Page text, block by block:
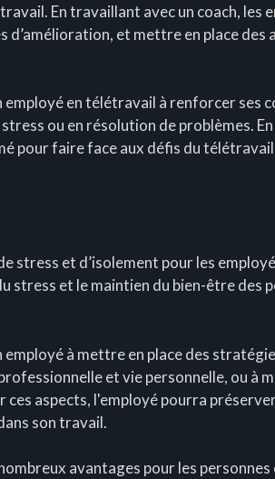
En travaillant avec un coach, les
et mettre en place des
employé en télétravail à renforcer ses
ou en résolution de problèmes.
pour faire face aux défis du
stress et d’isolement pour les
stress et le maintien du bien-être des
employé à mettre en place des
et vie personnelle, ou à
aspects, l'employé pourra
son travail.
avantages pour les